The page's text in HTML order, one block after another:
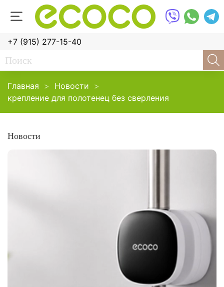
+7 (915) 277-15-40
Главная
Новости
крепление для полотенец без сверления
Новости